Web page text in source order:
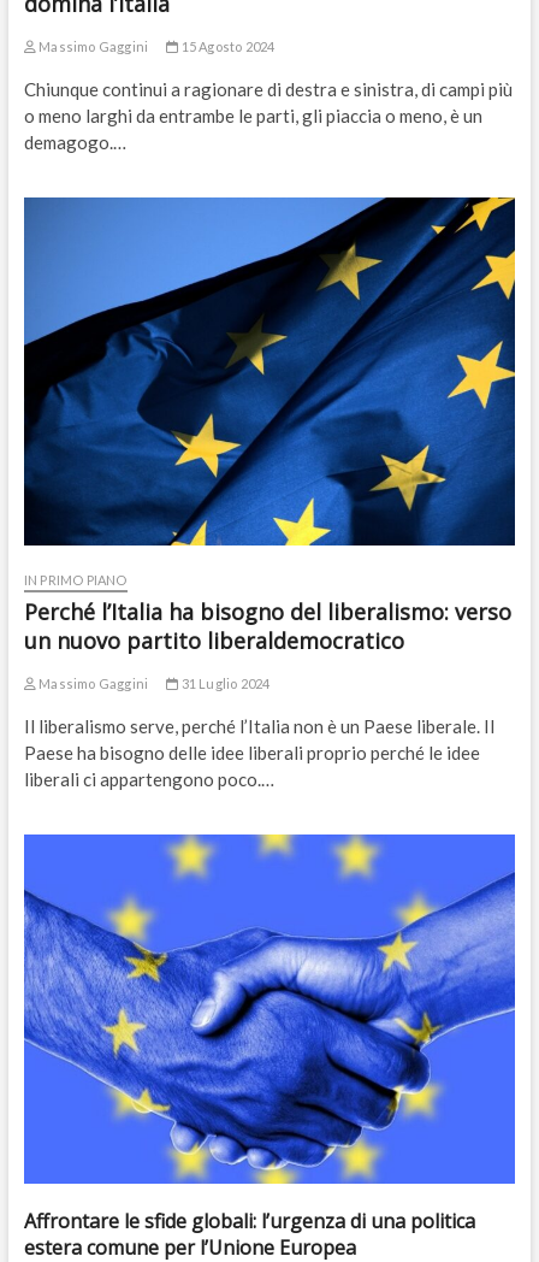
Massimo Gaggini 15 Agosto 2024
Chiunque continui a ragionare di destra e sinistra, di campi più
o meno larghi da entrambe le parti, gli piaccia o meno, è un
demagogo.…
IN PRIMO PIANO
Perché l’Italia ha bisogno del liberalismo: verso
un nuovo partito liberaldemocratico
Massimo Gaggini 31 Luglio 2024
Il liberalismo serve, perché l’Italia non è un Paese liberale. Il
Paese ha bisogno delle idee liberali proprio perché le idee
liberali ci appartengono poco.…
Affrontare le sfide globali: l’urgenza di una politica
estera comune per l’Unione Europea